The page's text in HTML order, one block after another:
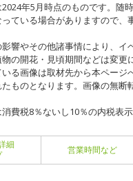
年5月時点のものです。随
ている場合がありますので、
響やその他諸事情により、イ
の開花・見頃期間などは変更
る画像は取材先から本ページ
ものとなります。画像の無断
費税8％ないし10％の内税表示
細
営業時間など